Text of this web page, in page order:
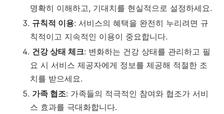
명확히 이해하고, 기대치를 현실적으로 설정하세요.
규칙적 이용: 서비스의 혜택을 완전히 누리려면 규
칙적이고 지속적인 이용이 중요합니다.
건강 상태 체크: 변화하는 건강 상태를 관리하고 필
요 시 서비스 제공자에게 정보를 제공해 적절한 조
치를 받으세요.
가족 협조: 가족들의 적극적인 참여와 협조가 서비
스 효과를 극대화합니다.